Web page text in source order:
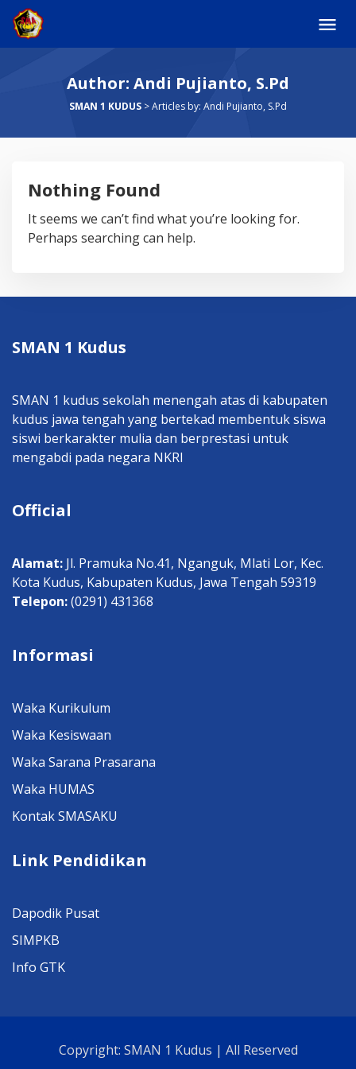
Skip
content
Author: Andi Pujianto, S.Pd
SMAN 1 KUDUS >Articles by: Andi Pujianto, S.Pd
Nothing Found
It seems we can’t find what you’re looking for.
Perhaps searching can help.
SMAN 1 Kudus
SMAN 1 kudus sekolah menengah atas di kabupaten
kudus jawa tengah yang bertekad membentuk siswa
siswi berkarakter mulia dan berprestasi untuk
mengabdi pada negara NKRI
Official
Alamat: Jl. Pramuka No.41, Nganguk, Mlati Lor, Kec.
Kota Kudus, Kabupaten Kudus, Jawa Tengah 59319
Telepon:(0291) 431368
Informasi
Waka Kurikulum
Waka Kesiswaan
Waka Sarana Prasarana
Waka HUMAS
Kontak SMASAKU
Link Pendidikan
Dapodik Pusat
SIMPKB
Info GTK
Copyright: SMAN 1 Kudus | All Reserved